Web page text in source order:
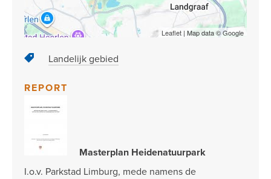
Leaflet | Map data ©Google
Landelijk gebied
REPORT
Masterplan Heidenatuurpark
I.o.v. Parkstad Limburg, mede namens de